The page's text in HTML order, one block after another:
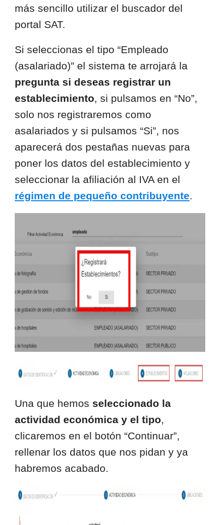
más sencillo utilizar el buscador del
portal SAT.
Si seleccionas el tipo “Empleado
(asalariado)” el sistema te arrojará la
pregunta si deseas registrar un
establecimiento, si pulsamos en “No”,
solo nos registraremos como
asalariados y si pulsamos “Si”, nos
aparecerá dos pestañas nuevas para
poner los datos del establecimiento y
seleccionar la afiliación al IVA en el
régimen de pequeño contribuyente.
Una que hemos seleccionado la
actividad económica y el tipo,
clicaremos en el botón “Continuar”,
rellenar los datos que nos pidan y ya
habremos acabado.